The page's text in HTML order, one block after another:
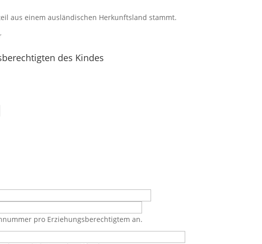
aus einem ausländischen Herkunftsland stammt.
des Kindes
pro Erziehungsberechtigtem an.